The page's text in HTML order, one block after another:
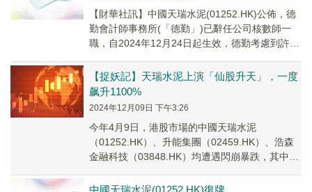
【財華社訊】中國天瑞水泥(01252.HK)公佈，德
勤會計師事務所(「德勤」)已辭任公司核數師一
職，自2024年12月24日起生效，德勤考慮到許多
【捉妖記】天瑞水泥上演「仙股升天」，一度
飙升1100%
2024年12月09日 下午3:26
今年4月9日，港股市場的中國天瑞水泥
（01252.HK）、升能集團（02459.HK）、浩森
金融科技（03848.HK）均遭遇閃崩暴跌，其中中
中國天瑞水泥(01252.HK)復牌